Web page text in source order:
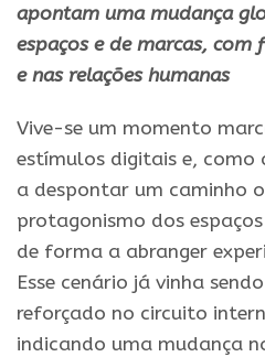
apontam uma mudança
espaços e de marcas,
e nas relações humanas
Vive-se um momento
estímulos digitais e,
a despontar um caminho
protagonismo dos
de forma a abranger
Esse cenário já vinha
reforçado no circuito
indicando uma mudança